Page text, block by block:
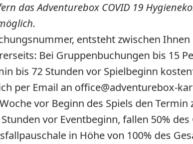
das Adventurebox COVID 19
entsteht zwischen
Bei Gruppenbuchungen bis 15
bis 72 Stunden vor Spielbeginn
per Email an office@adventurebox-
vor Beginn des Spiels den
vor Eventbeginn, fallen 50%
in Höhe von 100% des